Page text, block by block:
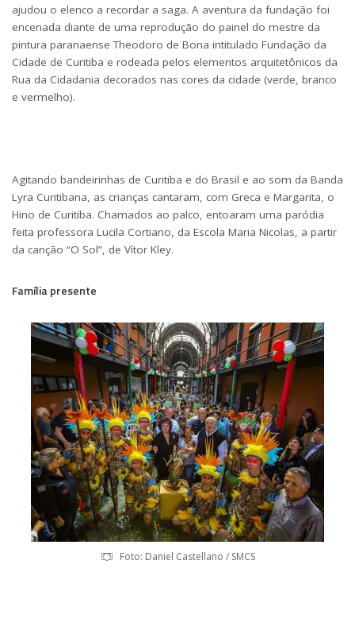
ajudou o elenco a recordar a saga. A aventura da fundação foi
encenada diante de uma reprodução do painel do mestre da
pintura paranaense Theodoro de Bona intitulado Fundação da
Cidade de Curitiba e rodeada pelos elementos arquitetônicos da
Rua da Cidadania decorados nas cores da cidade (verde, branco
e vermelho).
Agitando bandeirinhas de Curitiba e do Brasil e ao som da Banda
Lyra Curitibana, as crianças cantaram, com Greca e Margarita, o
Hino de Curitiba. Chamados ao palco, entoaram uma paródia
feita professora Lucila Cortiano, da Escola Maria Nicolas, a partir
da canção “O Sol”, de Vítor Kley.
Família presente
Foto: Daniel Castellano / SMCS